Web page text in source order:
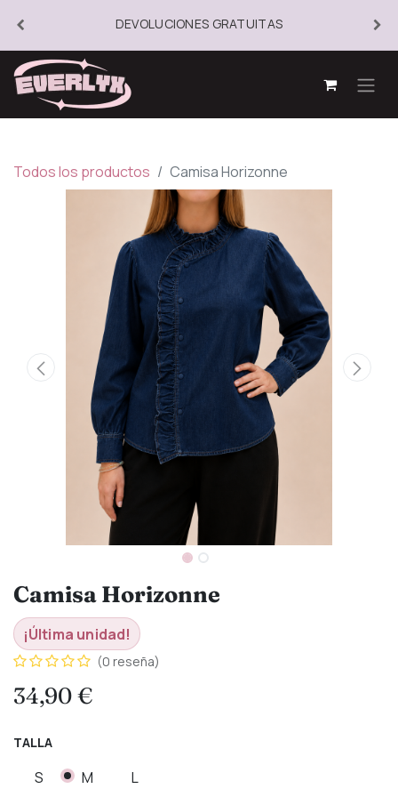
DEVOLUCIONES GRATUITAS
Todos los productos Camisa Horizonne
Camisa Horizonne
¡Última unidad!
(0 reseña)
34,90€
TALLA
S M L